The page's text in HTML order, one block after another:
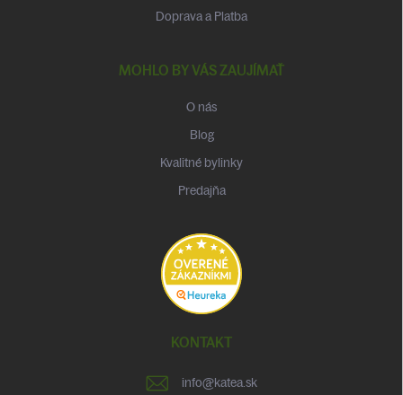
Doprava a Platba
MOHLO BY VÁS ZAUJÍMAŤ
O nás
Blog
Kvalitné bylinky
Predajňa
KONTAKT
info@katea.sk